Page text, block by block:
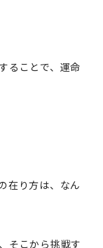
ることで、運命
在り方は、なん
そこから挑戦す